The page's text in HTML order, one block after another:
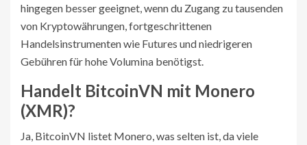
hingegen besser geeignet, wenn du Zugang zu tausenden
von Kryptowährungen, fortgeschrittenen
Handelsinstrumenten wie Futures und niedrigeren
Gebühren für hohe Volumina benötigst.
Handelt BitcoinVN mit Monero
(XMR)?
Ja, BitcoinVN listet Monero, was selten ist, da viele